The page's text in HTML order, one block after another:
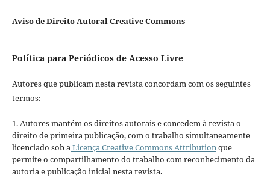
Aviso de Direito Autoral Creative Commons
Política para Periódicos de Acesso Livre
Autores que publicam nesta revista concordam com os seguintes
termos:
1. Autores mantém os direitos autorais e concedem à revista o
direito de primeira publicação, com o trabalho simultaneamente
licenciado sob aLicença Creative Commons Attributionque
permite o compartilhamento do trabalho com reconhecimento da
autoria e publicação inicial nesta revista.